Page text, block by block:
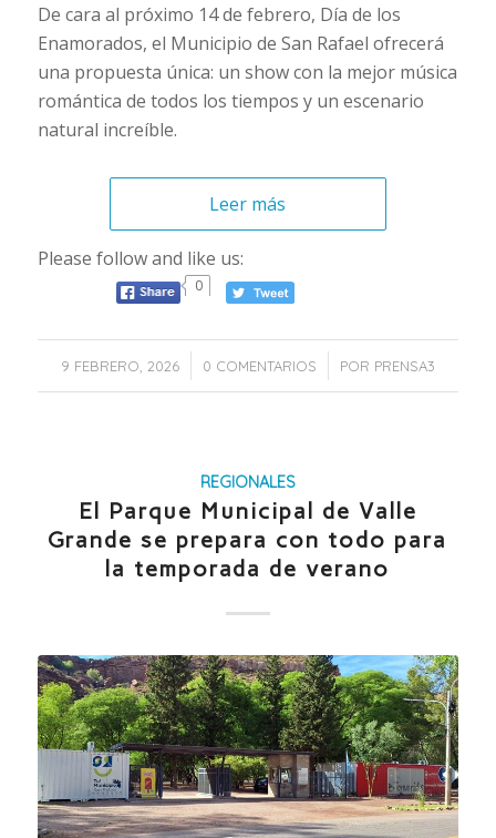
De cara al próximo 14 de febrero, Día de los
Enamorados, el Municipio de San Rafael ofrecerá
una propuesta única: un show con la mejor música
romántica de todos los tiempos y un escenario
natural increíble.
Leer más
Please follow and like us:
0
9 FEBRERO, 2026
/ 0 COMENTARIOS
/ POR PRENSA3
REGIONALES
El Parque Municipal de Valle
Grande se prepara con todo para
la temporada de verano